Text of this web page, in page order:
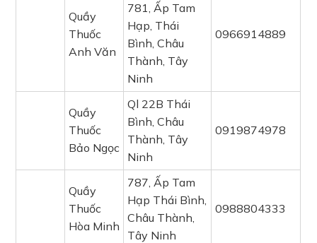
Quầy
Thuốc
Anh Văn
781, Ấp Tam
Hạp, Thái
Bình, Châu
Thành, Tây
Ninh
0966914889
Quầy
Thuốc
Bảo Ngọc
Ql 22B Thái
Bình, Châu
Thành, Tây
Ninh
0919874978
Quầy
Thuốc
Hòa Minh
787, Ấp Tam
Hạp Thái Bình,
Châu Thành,
Tây Ninh
0988804333